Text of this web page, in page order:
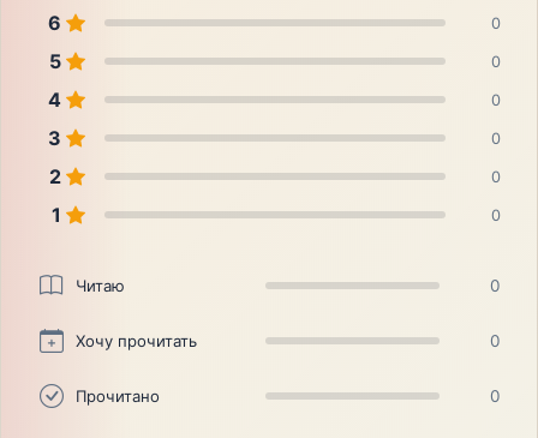
6 0
5 0
4 0
3 0
2 0
1 0
Читаю 0
Хочу прочитать 0
Прочитано 0